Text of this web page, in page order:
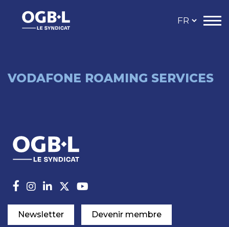
VODAFONE ROAMING SERVICES
Newsletter Devenir membre